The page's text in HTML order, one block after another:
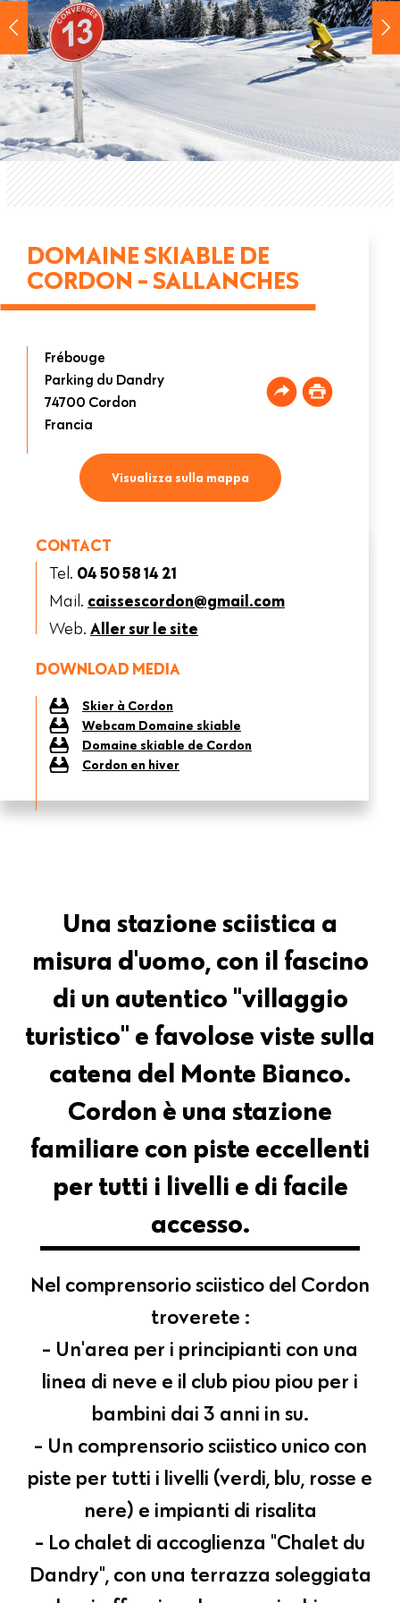
DOMAINE SKIABLE DE
CORDON - SALLANCHES
Frébouge
Parking du Dandry
74700 Cordon
Francia
Visualizza sulla mappa
CONTACT
Tel. 04 50 58 14 21
Mail. caissescordon@gmail.com
Web. Aller sur le site
DOWNLOAD MEDIA
Skier à Cordon
Webcam Domaine skiable
Domaine skiable de Cordon
Cordon en hiver
Una stazione sciistica a
misura d'uomo, con il fascino
di un autentico "villaggio
turistico" e favolose viste sulla
catena del Monte Bianco.
Cordon è una stazione
familiare con piste eccellenti
per tutti i livelli e di facile
accesso.
Nel comprensorio sciistico del Cordon
troverete :
- Un'area per i principianti con una
linea di neve e il club piou piou per i
bambini dai 3 anni in su.
- Un comprensorio sciistico unico con
piste per tutti i livelli (verdi, blu, rosse e
nere) e impianti di risalita
- Lo chalet di accoglienza "Chalet du
Dandry", con una terrazza soleggiata